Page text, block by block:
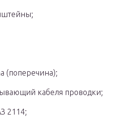
(поперечина);
кабеля проводки;
2114;